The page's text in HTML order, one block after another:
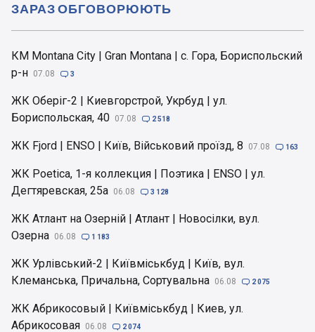
КМ Montana City | Gran Montana | с. Гора, Бориспольский
р-н 07.08  3
ЖК Оберіг-2 | Киевгорстрой, Укрбуд | ул.
Бориспольская, 40 07.08  2 518
ЖК Fjord | ENSO | Київ, Військовий проїзд, 8 07.08  163
ЖК Poetica, 1-я коллекция | Поэтика | ENSO | ул.
Дегтяревская, 25а 06.08  3 128
ЖК Атлант на Озерній | Атлант | Новосілки, вул.
Озерна 06.08  1 183
ЖК Урлівський-2 | Київміськбуд | Київ, вул.
Клеманська, Причальна, Сортувальна 06.08  2 075
ЖК Абрикосовый | Київміськбуд | Киев, ул.
Абрикосовая 06.08  2 074
ЗАРАЗ ОБГОВОРЮЮТЬ